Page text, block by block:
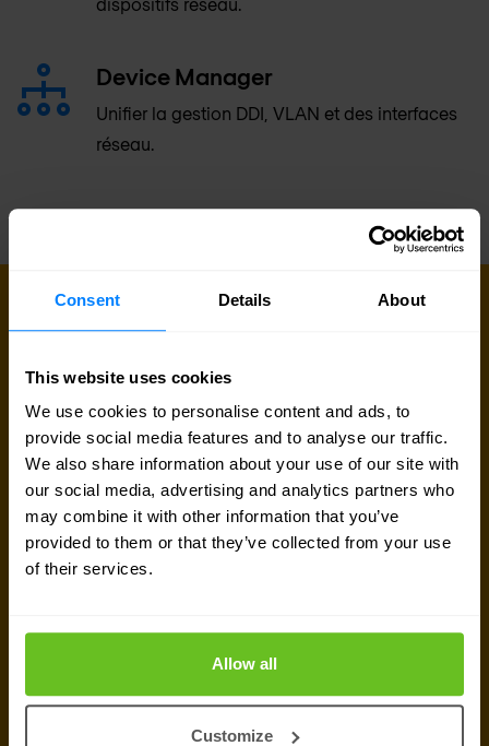
Consent Details About
This website uses cookies
We use cookies to personalise content and ads, to
provide social media features and to analyse our traffic.
We also share information about your use of our site with
our social media, advertising and analytics partners who
may combine it with other information that you’ve
provided to them or that they’ve collected from your use
of their services.
Allow all
Customize
Device Manager
Unifier la gestion DDI, VLAN et des interfaces
réseau.
PRENEZ CONTACT AVEC NOUS DÈS
AUJOURD'HUI
Prêt à en discuter ?
Vous cherchez des détails sur les prix, des
informations techniques, une assistance ou un
devis personnalisé ? Notre équipe d'experts à
Bruxellesest prête à vous aider.
Demander un devis